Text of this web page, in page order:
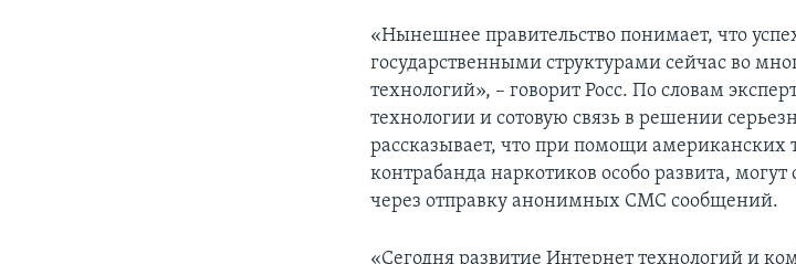
«Нынешнее правительство понимает, что
государственными структурами сейчас во
технологий», – говорит Росс. По словам
технологии и сотовую связь в решении
рассказывает, что при помощи
контрабанда наркотиков особо развита, могут
через отправку анонимных СМС сообщений.
«Сегодня развитие Интернет технологий и